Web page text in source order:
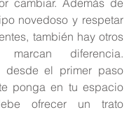
novedoso y respetar
también hay otros
diferencia.
desde el primer paso
ponga en tu espacio
ofrecer un trato